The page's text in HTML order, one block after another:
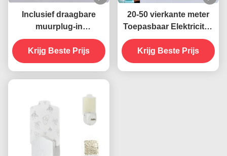
Inclusief draagbare
muurplug-in
stopcontact elektrische
395 NM UV
muggenverdelgende
insectenbestrijding
Krijg Beste Prijs
20-50 vierkante meter
Toepasbaar Elektriciteit
Muur aansluiting Socket
UV muggenverdelger
Lamp Vaste staat Zeer
Krijg Beste Prijs